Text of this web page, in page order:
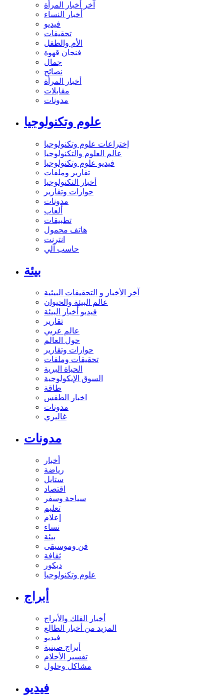
آخر أخبار المرأة
أخبار النساء
فيديو
تحقيقات
الأم والطفل
فنجان قهوة
جمال
نصائح
أخبار المرأة
مقابلات
مدونات
علوم وتكنولوجيا
إختراعات علوم وتكنولوجيا
عالم العلوم والتكنولوجيا
فيديو علوم وتكنولوجيا
تقارير وملفات
أخبار التكنولوجيا
حوارات وتقارير
مدونات
ألعاب
تطبيقات
هاتف محمول
انترنت
حاسب آلي
بيئة
آخر الأخبار و التحقيقات البيئية
عالم البيئة والحيوان
فيديو أخبار البيئة
تقارير
عالم عربي
حول العالم
حوارات وتقارير
تحقيقات وملفات
الحياة البرية
السوق الإيكولوجية
طاقة
اخبار الطقس
مدونات
غاليري
مدونات
أخبار
رياضة
ستايل
اقتصاد
سياحة وسفر
تعليم
إعلام
نساء
بيئة
فن وموسيقى
ثقافة
ديكور
علوم وتكنولوجيا
أبراج
أخبار الفلك والأبراج
المزيد من أخبار الطالع
فيديو
أبراج صينية
تفسير الأحلام
مشاكل وحلول
فيديو